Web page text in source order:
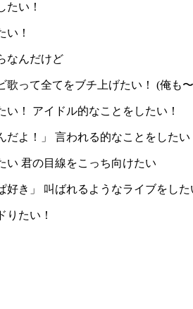
たい！
い！
なんだけど
歌って全てをブチ上げたい！ (俺も
い！ アイドル的なことをしたい！
だよ！」 言われる的なことをしたい
い 君の目線をこっち向けたい
好き」 叫ばれるようなライブをした
りたい！